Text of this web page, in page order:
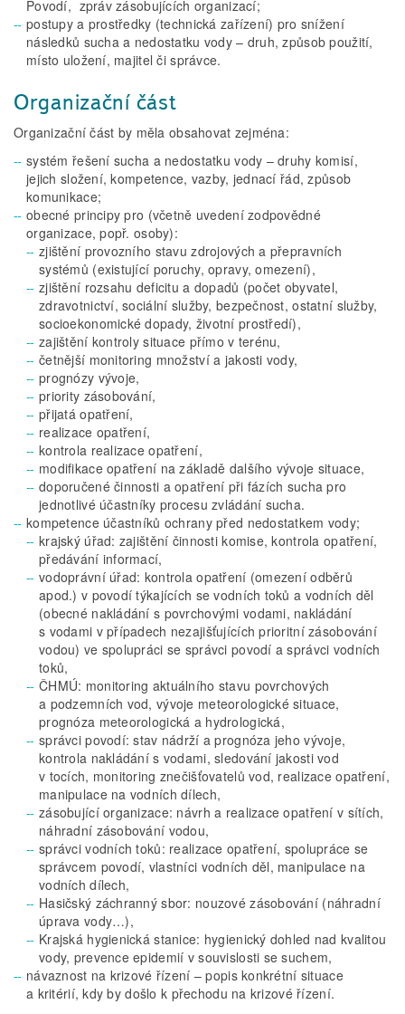
Povodí, zpráv zásobujících organizací;
postupy a prostředky (technická zařízení) pro snížení
následků sucha a nedostatku vody – druh, způsob použití,
místo uložení, majitel či správce.
Organizační část
Organizační část by měla obsahovat zejména:
systém řešení sucha a nedostatku vody – druhy komisí,
jejich složení, kompetence, vazby, jednací řád, způsob
komunikace;
obecné principy pro (včetně uvedení zodpovědné
organizace, popř. osoby):
zjištění provozního stavu zdrojových a přepravních
systémů (existující poruchy, opravy, omezení),
zjištění rozsahu deficitu a dopadů (počet obyvatel,
zdravotnictví, sociální služby, bezpečnost, ostatní služby,
socioekonomické dopady, životní prostředí),
zajištění kontroly situace přímo v terénu,
četnější monitoring množství a jakosti vody,
prognózy vývoje,
priority zásobování,
přijatá opatření,
realizace opatření,
kontrola realizace opatření,
modifikace opatření na základě dalšího vývoje situace,
doporučené činnosti a opatření při fázích sucha pro
jednotlivé účastníky procesu zvládání sucha.
kompetence účastníků ochrany před nedostatkem vody;
krajský úřad: zajištění činnosti komise, kontrola opatření,
předávání informací,
vodoprávní úřad: kontrola opatření (omezení odběrů
apod.) v povodí týkajících se vodních toků a vodních děl
(obecné nakládání s povrchovými vodami, nakládání
s vodami v případech nezajišťujících prioritní zásobování
vodou) ve spolupráci se správci povodí a správci vodních
toků,
ČHMÚ: monitoring aktuálního stavu povrchových
a podzemních vod, vývoje meteorologické situace,
prognóza meteorologická a hydrologická,
správci povodí: stav nádrží a prognóza jeho vývoje,
kontrola nakládání s vodami, sledování jakosti vod
v tocích, monitoring znečišťovatelů vod, realizace opatření,
manipulace na vodních dílech,
zásobující organizace: návrh a realizace opatření v sítích,
náhradní zásobování vodou,
správci vodních toků: realizace opatření, spolupráce se
správcem povodí, vlastníci vodních děl, manipulace na
vodních dílech,
Hasičský záchranný sbor: nouzové zásobování (náhradní
úprava vody…),
Krajská hygienická stanice: hygienický dohled nad kvalitou
vody, prevence epidemií v souvislosti se suchem,
návaznost na krizové řízení – popis konkrétní situace
a kritérií, kdy by došlo k přechodu na krizové řízení.